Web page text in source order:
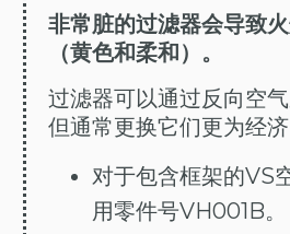
非常脏的过滤器会导致
（黄色和柔和）。
过滤器可以通过反向空
但通常更换它们更为经济
对于包含框架的VS
用零件号VH001B。